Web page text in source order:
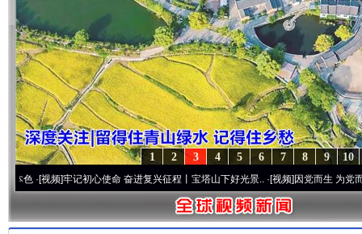
10
9
8
7
6
5
4
3
2
1
视频]牢记初心使命 奋进复兴征程丨宝塔山下好光景..·[视频]因党而生 为党而战——